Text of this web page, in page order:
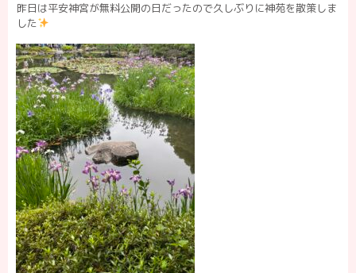
昨日は平安神宮が無料公開の日だったので久しぶりに神苑を散策しま
した